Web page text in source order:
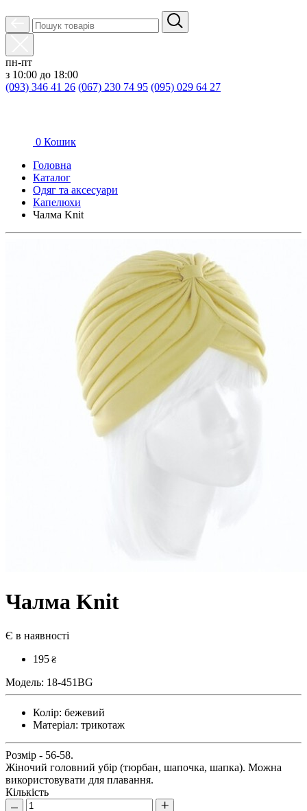
пн-пт
з 10:00 до 18:00
(093) 346 41 26 (067) 230 74 95 (095) 029 64 27
0 Кошик
Головна
Каталог
Oдяг та аксесуари
Капелюхи
Чалма Knit
Чалма Knit
Є в наявності
195 ₴
Модель: 18-451BG
Колір: бежевий
Матеріал: трикотаж
Розмір - 56-58.
Жіночий головний убір (тюрбан, шапочка, шапка). Можна
використовувати для плавання.
Кількість